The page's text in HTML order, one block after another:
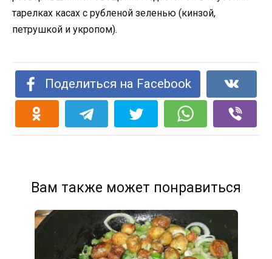
тарелках касах с рубленой зеленью (кинзой,
петрушкой и укропом).
Поделиться на Facebook
Вам также может понравиться